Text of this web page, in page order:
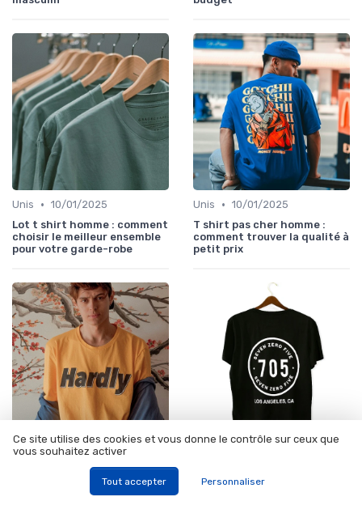
Unis • 10/01/2025
Lot t shirt homme : comment
choisir le meilleur ensemble
pour votre garde-robe
Unis • 10/01/2025
T shirt pas cher homme :
comment trouver la qualité à
petit prix
Graphiques • 10/01/2025
T shirt rammstein : l'ultime
accessoire pour les fans du
pour les passionnés de deux-
Ce site utilise des cookies et vous donne le contrôle sur ceux que
vous souhaitez activer
Tout accepter Personnaliser